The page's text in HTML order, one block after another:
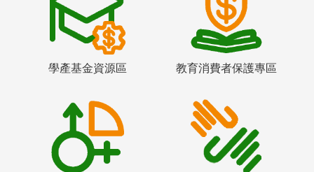
學產基金資源區 教育消費者保護專區